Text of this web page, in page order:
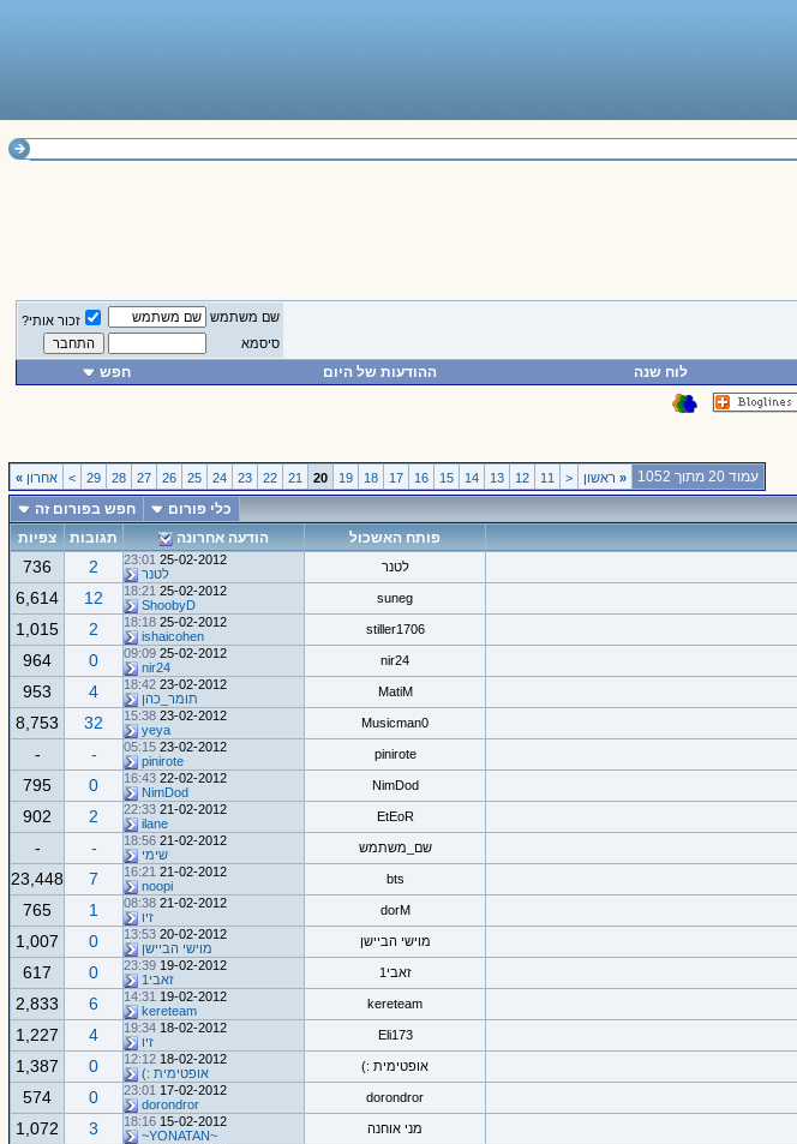
שם משתמש
זכור אותי?
סיסמא
לוח שנה ההודעות של היום חפש
עמוד 20 מתוך 1052 «ראשון <
11
12
13
14
15
16
17
18
19
20
21
22
23
24
25
26
27
28
29
> אחרון »
כלי פורום
חפש בפורום זה
פותח האשכול הודעה אחרונה תגובות צפיות
לטנר 25-02-2012
23:01
לטנר
2
736
suneg
25-02-2012
18:21
ShoobyD
12
6,614
stiller1706
25-02-2012
18:18
ishaicohen
2
1,015
nir24
25-02-2012
09:09
nir24
0
964
MatiM
23-02-2012
18:42
תומר_כהן
4
953
Musicman0
23-02-2012
15:38
yeya
32
8,753
pinirote
23-02-2012
05:15
pinirote
-
-
NimDod
22-02-2012
16:43
NimDod
0
795
EtEoR
21-02-2012
22:33
ilane
2
902
שם_משתמש 21-02-2012
18:56
שימי
-
-
bts
21-02-2012
16:21
noopi
7
23,448
dorM
21-02-2012
08:38
זיו
1
765
מוישי הביישן 20-02-2012
13:53
מוישי הביישן
0
1,007
זאבי1 19-02-2012
23:39
זאבי1
0
617
kereteam
19-02-2012
14:31
kereteam
6
2,833
Eli173
18-02-2012
19:34
זיו
4
1,227
אופטימית :) 18-02-2012
12:12
אופטימית :)
0
1,387
dorondror
17-02-2012
23:01
dorondror
0
574
מני אוחנה 15-02-2012
18:16
~YONATAN~
3
1,072